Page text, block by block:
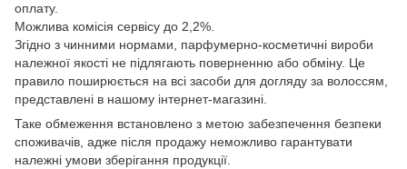
оплату.
Можлива комісія сервісу до 2,2%.
Згідно з чинними нормами, парфумерно-косметичні вироби
належної якості не підлягають поверненню або обміну. Це
правило поширюється на всі засоби для догляду за волоссям,
представлені в нашому інтернет-магазині.
Таке обмеження встановлено з метою забезпечення безпеки
споживачів, адже після продажу неможливо гарантувати
належні умови зберігання продукції.